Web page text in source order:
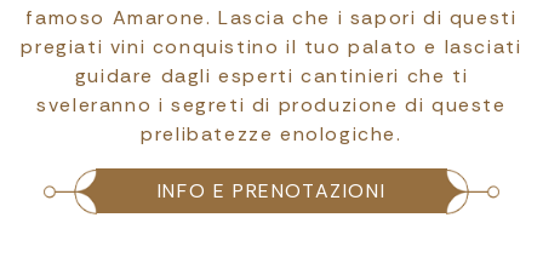
famoso Amarone. Lascia che i sapori di questi
pregiati vini conquistino il tuo palato e lasciati
guidare dagli esperti cantinieri che ti
sveleranno i segreti di produzione di queste
prelibatezze enologiche.
INFO E PRENOTAZIONI